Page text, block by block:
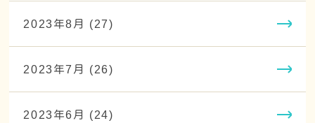
2023年8月 (27)
2023年7月 (26)
2023年6月 (24)